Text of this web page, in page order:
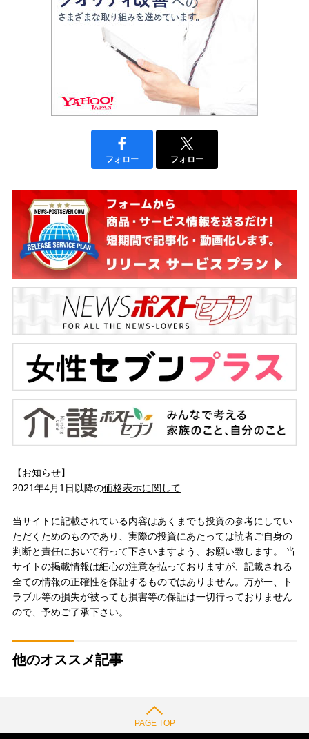
フォロー フォロー
【お知らせ】
2021年4月1日以降の価格表示に関して
当サイトに記載されている内容はあくまでも投資の参考にしてい
ただくためのものであり、実際の投資にあたっては読者ご自身の
判断と責任において行って下さいますよう、お願い致します。 当
サイトの掲載情報は細心の注意を払っておりますが、記載される
全ての情報の正確性を保証するものではありません。万が一、ト
ラブル等の損失が被っても損害等の保証は一切行っておりません
ので、予めご了承下さい。
他のオススメ記事
PAGE TOP